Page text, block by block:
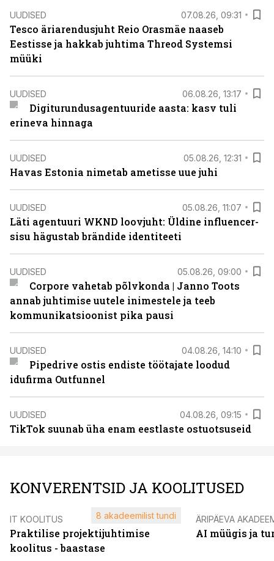
UUDISED 07.08.26, 09:31
Tesco äriarendusjuht Reio Orasmäe naaseb
Eestisse ja hakkab juhtima Threod Systemsi
müüki
UUDISED 06.08.26, 13:17
Digiturundusagentuuride aasta: kasv tuli
erineva hinnaga
UUDISED 05.08.26, 12:31
Havas Estonia nimetab ametisse uue juhi
UUDISED 05.08.26, 11:07
Läti agentuuri WKND loovjuht: Üldine influencer-
sisu hägustab brändide identiteeti
UUDISED 05.08.26, 09:00
Corpore vahetab põlvkonda | Janno Toots
annab juhtimise uutele inimestele ja teeb
kommunikatsioonist pika pausi
UUDISED 04.08.26, 14:10
Pipedrive ostis endiste töötajate loodud
idufirma Outfunnel
UUDISED 04.08.26, 09:15
TikTok suunab üha enam eestlaste ostuotsuseid
KONVERENTSID JA KOOLITUSED
IT KOOLITUS
Praktilise projektijuhtimise
koolitus - baastase
8 akadeemilist tundi ÄRIPÄEVA
AI müügis ja